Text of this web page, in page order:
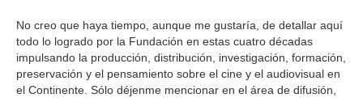
No creo que haya tiempo, aunque me gustaría, de detallar aquí
todo lo logrado por la Fundación en estas cuatro décadas
impulsando la producción, distribución, investigación, formación,
preservación y el pensamiento sobre el cine y el audiovisual en
el Continente. Sólo déjenme mencionar en el área de difusión,